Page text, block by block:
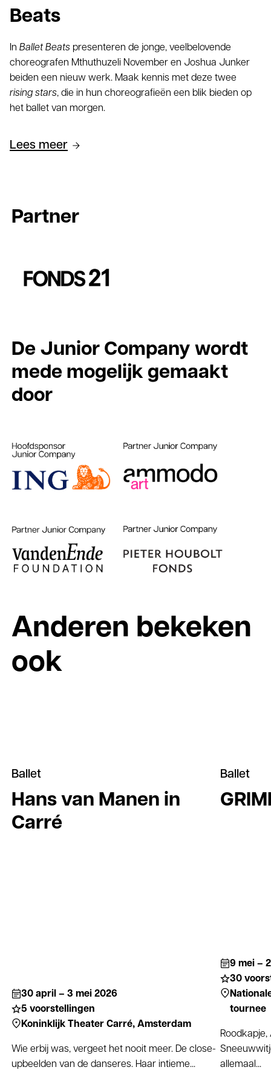
Beats
In Ballet Beats presenteren de jonge, veelbelovende
choreografen Mthuthuzeli November en Joshua Junker
beiden een nieuw werk. Maak kennis met deze twee
rising stars, die in hun choreografieën een blik bieden op
het ballet van morgen.
Lees meer
Partner
De Junior Company wordt
mede mogelijk gemaakt
door
Anderen bekeken
ook
Ballet
Hans van Manen in
Carré
30 april – 3 mei 2026
5 voorstellingen
Koninklijk Theater Carré, Amsterdam
Wie erbij was, vergeet het nooit meer. De close-
upbeelden van de danseres. Haar intieme...
Ballet
9 mei –
30
tournee
allemaal...